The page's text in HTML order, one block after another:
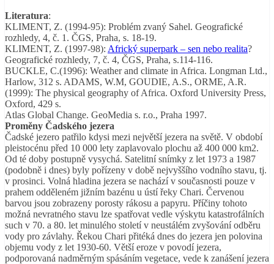
Literatura:
KLIMENT, Z. (1994-95): Problém zvaný Sahel. Geografické
rozhledy, 4, č. 1. ČGS, Praha, s. 18-19.
KLIMENT, Z. (1997-98): Africký superpark – sen nebo realita?
Geografické rozhledy, 7, č. 4, ČGS, Praha, s.114-116.
BUCKLE, C.(1996): Weather and climate in Africa. Longman Ltd.,
Harlow, 312 s. ADAMS, W.M, GOUDIE, A.S., ORME, A.R.
(1999): The physical geography of Africa. Oxford University Press,
Oxford, 429 s.
Atlas Global Change. GeoMedia s. r.o., Praha 1997.
Proměny Čadského jezera
Čadské jezero patřilo kdysi mezi největší jezera na světě. V období
pleistocénu před 10 000 lety zaplavovalo plochu až 400 000 km2.
Od té doby postupně vysychá. Satelitní snímky z let 1973 a 1987
(podobně i dnes) byly pořízeny v době nejvyššího vodního stavu, tj.
v prosinci. Volná hladina jezera se nachází v současnosti pouze v
prahem odděleném jižním bazénu u ústí řeky Chari. Červenou
barvou jsou zobrazeny porosty rákosu a papyru. Příčiny tohoto
možná nevratného stavu lze spatřovat vedle výskytu katastrofálních
such v 70. a 80. let minulého století v neustálém zvyšování odběru
vody pro závlahy. Řekou Chari přitéká dnes do jezera jen polovina
objemu vody z let 1930-60. Větší eroze v povodí jezera,
podporovaná nadměrným spásáním vegetace, vede k zanášení jezera